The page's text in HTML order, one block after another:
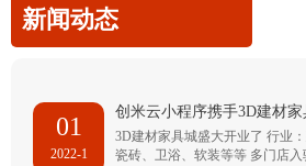
新闻动态
01
2022-1
创米云小程序携手3D建材
3D建材家具城盛大开业了 行业
瓷砖、卫浴、软装等等 多门店入